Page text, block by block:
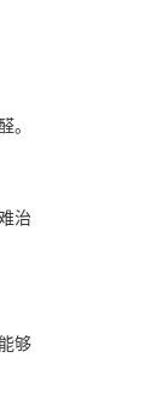
。
治
够